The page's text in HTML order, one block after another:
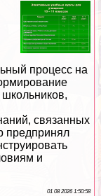
процесс на
связанных
предпринял
и
01 08 2026 1:50:58